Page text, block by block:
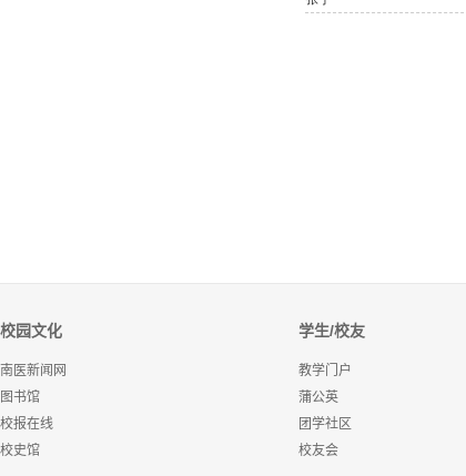
校园文化
南医新闻网
图书馆
校报在线
校史馆
学生/校友
教学门户
蒲公英
团学社区
校友会